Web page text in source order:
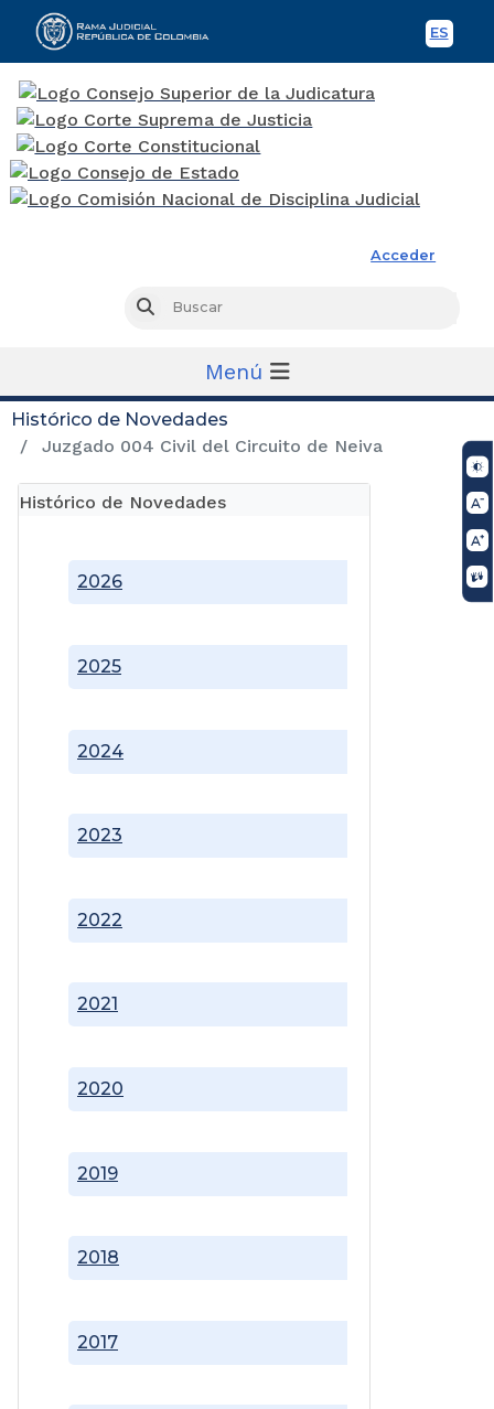
ES
Acceder
Buscar
Menú
Histórico de Novedades
Juzgado 004 Civil del Circuito de Neiva
Histórico de Novedades
2017
2018
2019
2020
2021
2022
2023
2024
2025
2026